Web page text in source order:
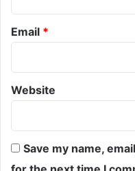
Email *
Website
Save my name,